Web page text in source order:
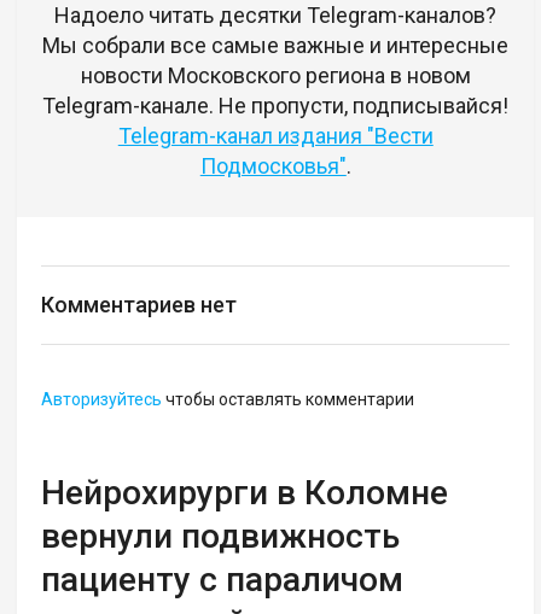
Надоело читать десятки Telegram-каналов?
Мы собрали все самые важные и интересные
новости Московского региона в новом
Telegram-канале. Не пропусти, подписывайся!
Telegram-канал издания "Вести
Подмосковья".
Комментариев нет
Авторизуйтесь чтобы оставлять комментарии
Нейрохирурги в Коломне
вернули подвижность
пациенту с параличом